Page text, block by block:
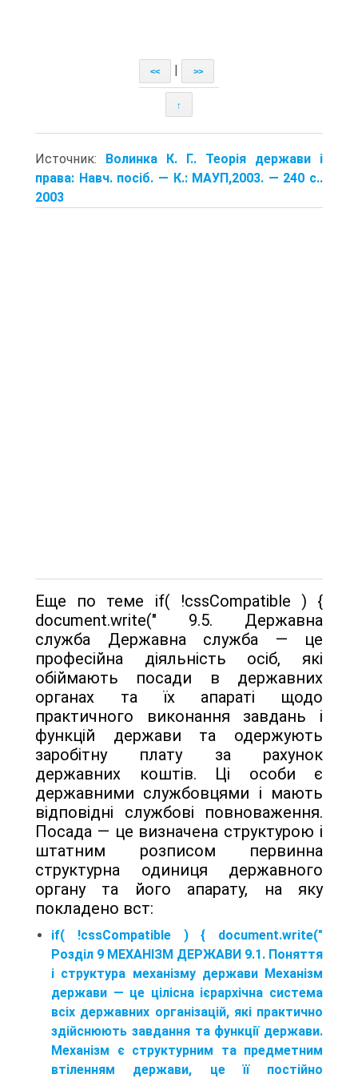
<< >>
↑
Источник: Волинка К. Г.. Теорія держави і
права: Навч. посіб. — К.: МАУП,2003. — 240 с..
2003
Еще по теме if( !cssCompatible ) {
document.write(" 9.5. Державна
служба Державна служба — це
професійна діяльність осіб, які
обіймають посади в державних
органах та їх апараті щодо
практичного виконання завдань і
функцій держави та одержують
заробітну плату за рахунок
державних коштів. Ці особи є
державними службовцями і мають
відповідні службові повноваження.
Посада — це визначена структурою і
штатним розписом первинна
структурна одиниця державного
органу та його апарату, на яку
покладено вст:
if( !cssCompatible ) { document.write("
Розділ 9 МЕХАНІЗМ ДЕРЖАВИ 9.1. Поняття
і структура механізму держави Механізм
держави — це цілісна ієрархічна система
всіх державних організацій, які практично
здійснюють завдання та функції держави.
Механізм є структурним та предметним
втіленням держави, це її постійно